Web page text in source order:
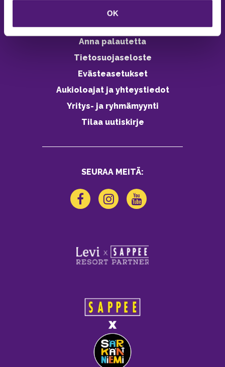
OK
Ympäristöohjelma
Avoimet työpaikat
Anna palautetta
Tietosuojaseloste
Evästeasetukset
Aukioloajat ja yhteystiedot
Yritys- ja ryhmämyynti
Tilaa uutiskirje
SEURAA MEITÄ: